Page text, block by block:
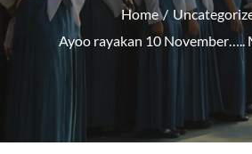
Home
Ayoo rayakan 10 November…..